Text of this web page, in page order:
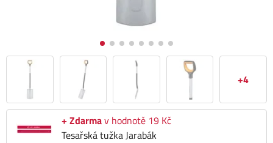
+4
+ Zdarmav hodnotě 19 Kč
Tesařská tužka Jarabák